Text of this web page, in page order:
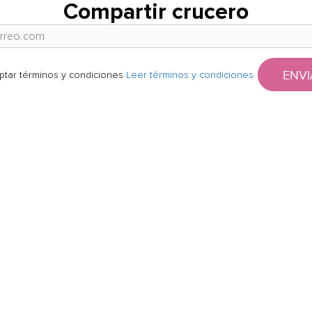
Compartir crucero
términos y condiciones Leer términos y condiciones